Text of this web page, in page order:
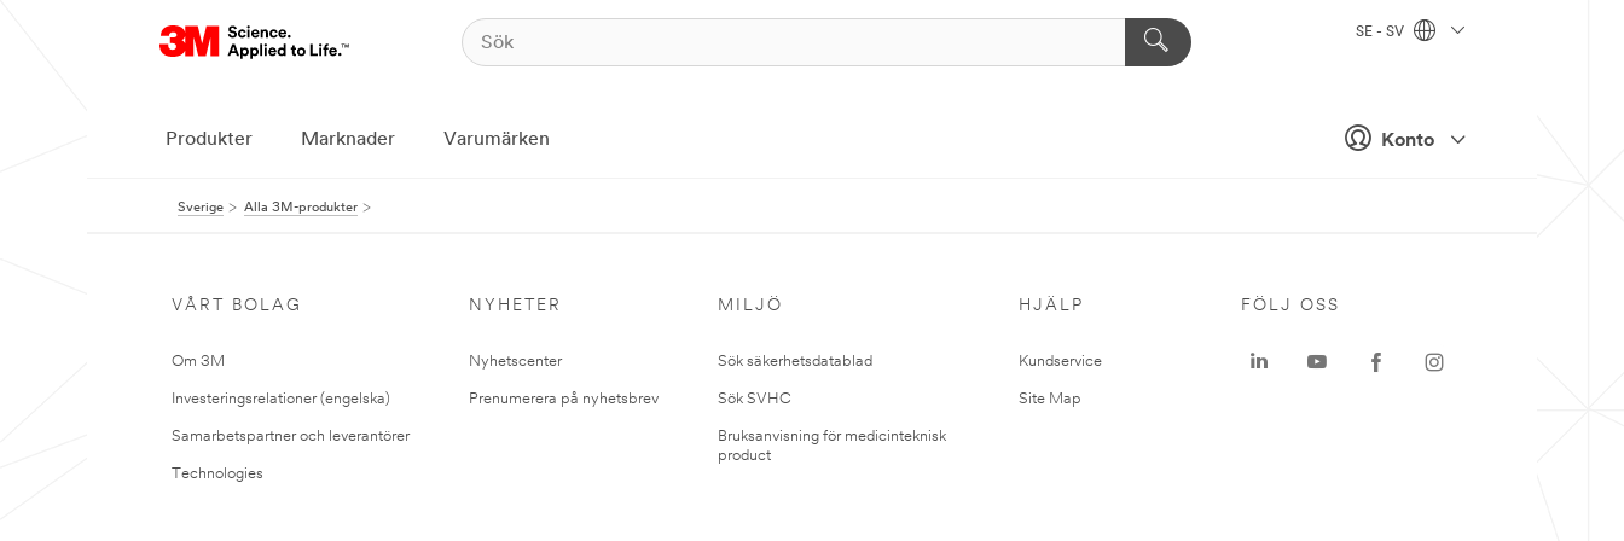
Konto
SE - SV
Produkter Marknader Varumärken
Sverige Alla 3M-produkter
VÅRT BOLAG
Om 3M
Investeringsrelationer (engelska)
Samarbetspartner och leverantörer
Technologies
NYHETER
Nyhetscenter
Prenumerera på nyhetsbrev
MILJÖ
Sök säkerhetsdatablad
Sök SVHC
Bruksanvisning för medicinteknisk
product
HJÄLP
Kundservice
Site Map
FÖLJ OSS